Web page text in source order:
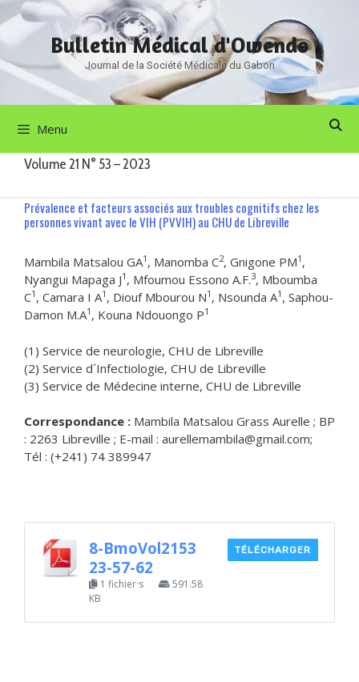
Aller
au
contenu
Bulletin Médical d'Owendo
Journal de la Société Médicale du Gabon
Menu
Volume 21 N° 53 – 2023
Prévalence et facteurs associés aux troubles cognitifs chez les
personnes vivant avec le VIH (PVVIH) au CHU de Libreville
Mambila Matsalou GA1 , Manomba C2, Gnigone PM1 ,
Nyangui Mapaga J1 , Mfoumou Essono A.F.3, Mboumba
C1 , Camara I A1 , Diouf Mbourou N1 , Nsounda A1 , Saphou-
Damon M.A1 , Kouna Ndouongo P1
(1) Service de neurologie, CHU de Libreville
(2) Service d´Infectiologie, CHU de Libreville
(3) Service de Médecine interne, CHU de Libreville
Correspondance : Mambila Matsalou Grass Aurelle ; BP
: 2263 Libreville ; E-mail : aurellemambila@gmail.com;
Tél : (+241) 74 389947
8-BmoVol2153
23-57-62
1 fichier·s
591.58
KB
TÉLÉCHARGER